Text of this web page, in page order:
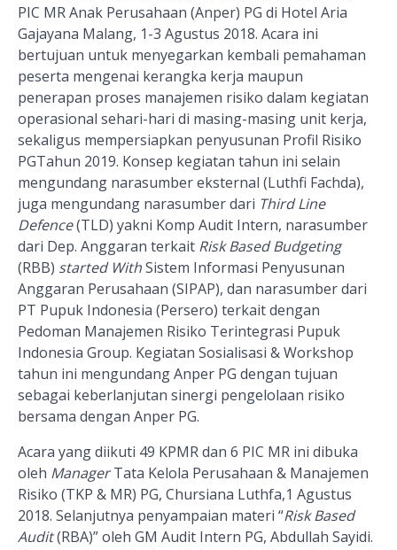
PIC MR Anak Perusahaan (Anper) PG di Hotel Aria
Gajayana Malang, 1-3 Agustus 2018. Acara ini
bertujuan untuk menyegarkan kembali pemahaman
peserta mengenai kerangka kerja maupun
penerapan proses manajemen risiko dalam kegiatan
operasional sehari-hari di masing-masing unit kerja,
sekaligus mempersiapkan penyusunan Profil Risiko
PGTahun 2019. Konsep kegiatan tahun ini selain
mengundang narasumber eksternal (Luthfi Fachda),
juga mengundang narasumber dari Third Line
Defence(TLD) yakni Komp Audit Intern, narasumber
dari Dep. Anggaran terkait Risk Based Budgeting
(RBB) started WithSistem Informasi Penyusunan
Anggaran Perusahaan (SIPAP), dan narasumber dari
PT Pupuk Indonesia (Persero) terkait dengan
Pedoman Manajemen Risiko Terintegrasi Pupuk
Indonesia Group. Kegiatan Sosialisasi & Workshop
tahun ini mengundang Anper PG dengan tujuan
sebagai keberlanjutan sinergi pengelolaan risiko
bersama dengan Anper PG.
Acara yang diikuti 49 KPMR dan 6 PIC MR ini dibuka
oleh ManagerTata Kelola Perusahaan & Manajemen
Risiko (TKP & MR) PG, Chursiana Luthfa,1 Agustus
2018. Selanjutnya penyampaian materi “Risk Based
Audit(RBA)” oleh GM Audit Intern PG, Abdullah Sayidi.